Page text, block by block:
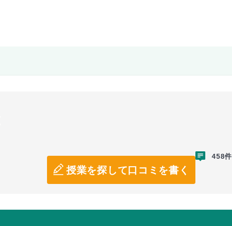
授業を探して口コミを書く
458件